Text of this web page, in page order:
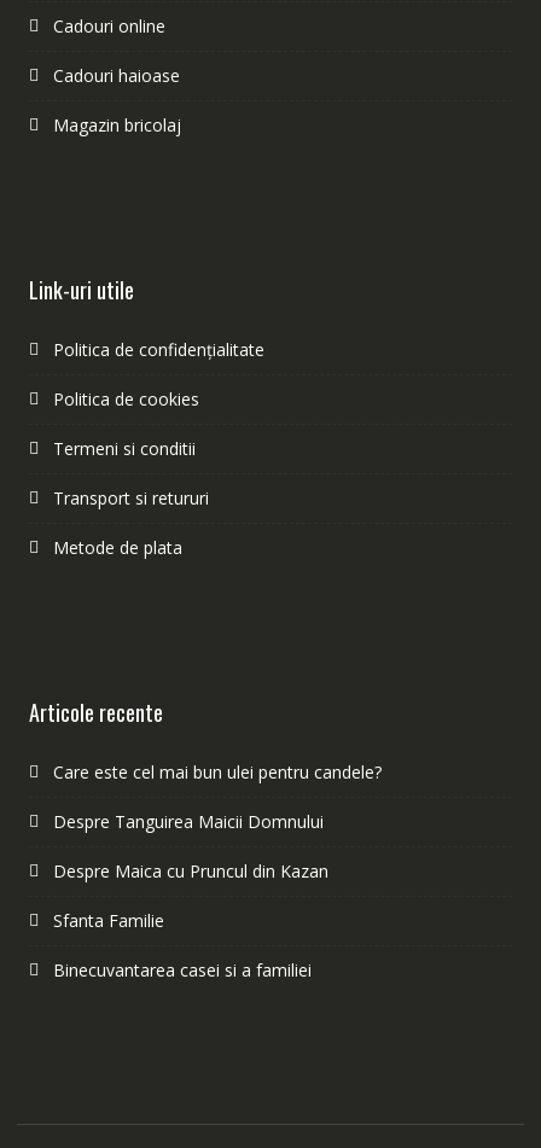
Cadouri online
Cadouri haioase
Magazin bricolaj
Link-uri utile
Politica de confidențialitate
Politica de cookies
Termeni si conditii
Transport si retururi
Metode de plata
Articole recente
Care este cel mai bun ulei pentru candele?
Despre Tanguirea Maicii Domnului
Despre Maica cu Pruncul din Kazan
Sfanta Familie
Binecuvantarea casei si a familiei